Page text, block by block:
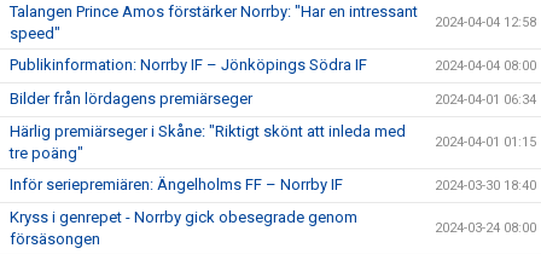
Talangen Prince Amos förstärker Norrby: "Har en intressant
speed"
2024-04-04 12:58
Publikinformation: Norrby IF – Jönköpings Södra IF 2024-04-04 08:00
Bilder från lördagens premiärseger 2024-04-01 06:34
Härlig premiärseger i Skåne: "Riktigt skönt att inleda med
tre poäng"
2024-04-01 01:15
Inför seriepremiären: Ängelholms FF – Norrby IF 2024-03-30 18:40
Kryss i genrepet - Norrby gick obesegrade genom
försäsongen
2024-03-24 08:00